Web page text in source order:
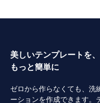
美しいテンプレートを、
もっと簡単に
ゼロから作らなくても、洗
ーションを作成できます。